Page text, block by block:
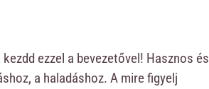
ezzel a bevezetővel! Hasznos és
a haladáshoz. A mire figyelj